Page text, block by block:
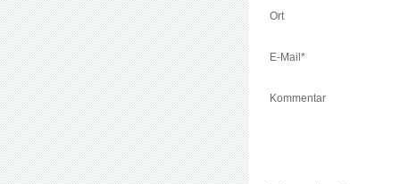
Ort
E-Mail *
Kommentar